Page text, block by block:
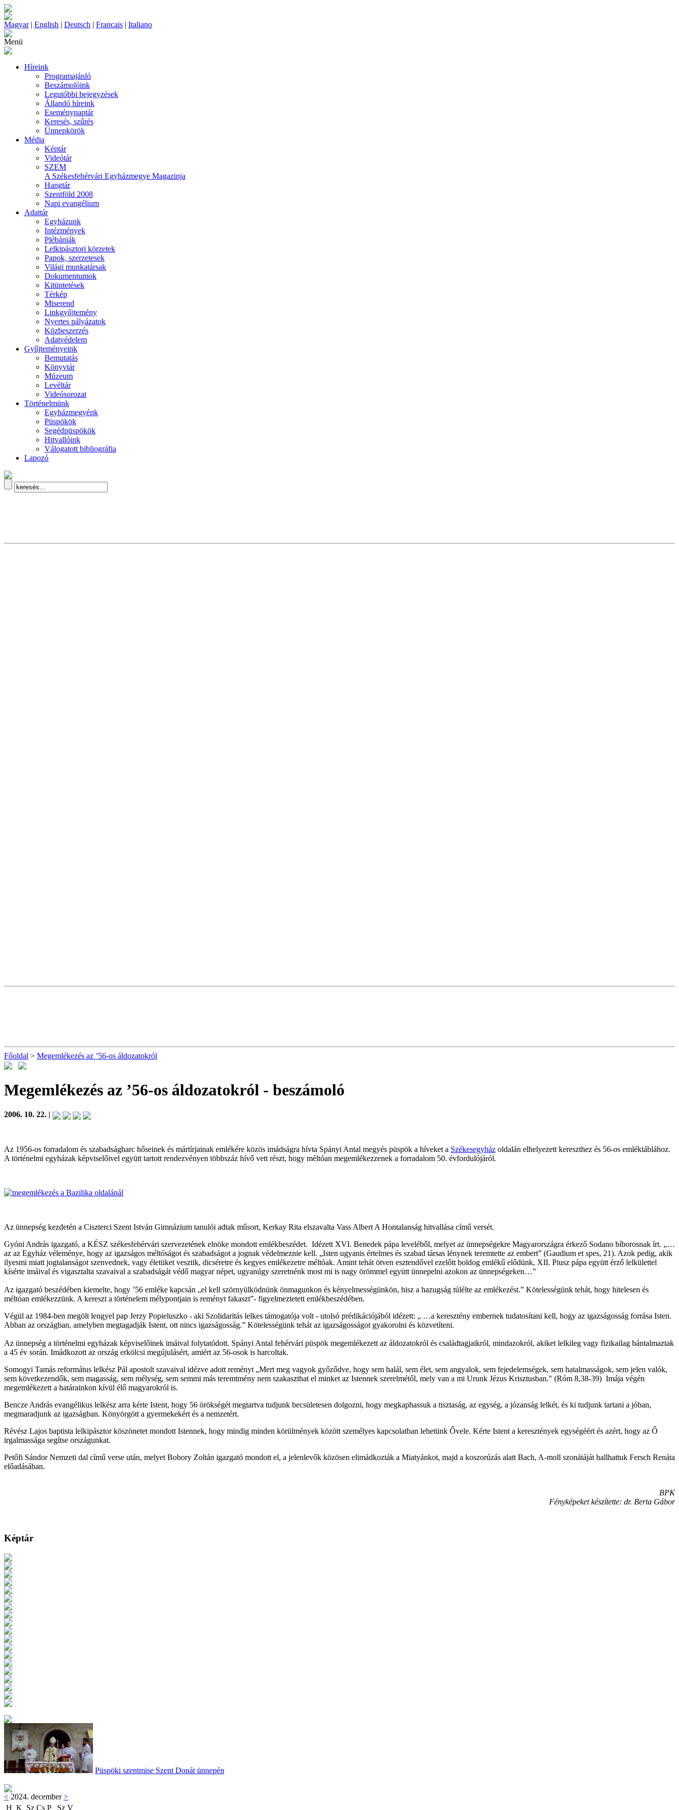
Magyar| English | Deutsch | Francais | Italiano
Menü
Híreink
Programajánló
Beszámolóink
Legutóbbi bejegyzések
Állandó híreink
Eseménynaptár
Keresés, szűrés
Ünnepkörök
Média
Képtár
Videótár
SZEM
A Székesfehérvári Egyházmegye Magazinja
Hangtár
Szentföld 2008
Napi evangélium
Adattár
Egyházunk
Intézmények
Plébániák
Lelkipásztori körzetek
Papok, szerzetesek
Világi munkatársak
Dokumentumok
Kitüntetések
Térkép
Miserend
Linkgyűjtemény
Nyertes pályázatok
Közbeszerzés
Adatvédelem
Gyűjteményeink
Bemutatás
Könyvtár
Múzeum
Levéltár
Videósorozat
Történelmünk
Egyházmegyénk
Püspökök
Segédpüspökök
Hitvallóink
Válogatott bibliográfia
Lapozó
Főoldal > Megemlékezés az ’56-os áldozatokról
Megemlékezés az ’56-os áldozatokról - beszámoló
2006. 10. 22. |
Az 1956-os forradalom és szabadságharc hőseinek és mártírjainak emlékére közös imádságra hívta Spányi Antal megyés püspök a híveket a Székesegyház oldalán elhelyezett kereszthez és 56-os emléktáblához.
A történelmi egyházak képviselőivel együtt tartott rendezvényen többszáz hívő vett részt, hogy méltóan megemlékezzenek a forradalom 50. évfordulójáról.
Az ünnepség kezdetén a Ciszterci Szent István Gimnázium tanulói adtak műsort, Kerkay Rita elszavalta Vass Albert A Hontalanság hitvallása című versét.
Gyóni András igazgató, a KÉSZ székesfehérvári szervezetének elnöke mondott emlékbeszédet. Idézett XVI. Benedek pápa leveléből, melyet az ünnepségekre Magyarországra érkező Sodano bíborosnak írt. „…
az az Egyház véleménye, hogy az igazságos méltóságot és szabadságot a jognak védelmeznie kell. „Isten ugyanis értelmes és szabad társas lénynek teremtette az embert” (Gaudium et spes, 21). Azok pedig, akik
ilyesmi miatt jogtalanságot szenvednek, vagy életüket vesztik, dicséretre és kegyes emlékezetre méltóak. Amint tehát ötven esztendővel ezelőtt boldog emlékű elődünk, XII. Piusz pápa együtt érző lelkülettel
kísérte imáival és vigasztalta szavaival a szabadságát védő magyar népet, ugyanúgy szeretnénk most mi is nagy örömmel együtt ünnepelni azokon az ünnepségeken…”
Az igazgató beszédében kiemelte, hogy ’56 emléke kapcsán „el kell szörnyülködnünk önmagunkon és kényelmességünkön, hisz a hazugság túlélte az emlékezést.” Kötelességünk tehát, hogy hitelesen és
méltóan emlékezzünk. A kereszt a történelem mélypontjain is reményt fakaszt”- figyelmeztetett emlékbeszédében.
Végül az 1984-ben megölt lengyel pap Jerzy Popieluszko - aki Szolidaritás lelkes támogatója volt - utolsó prédikációjából idézett: „ …a keresztény embernek tudatosítani kell, hogy az igazságosság forrása Isten.
Abban az országban, amelyben megtagadják Istent, ott nincs igazságosság.” Kötelességünk tehát az igazságosságot gyakorolni és közvetíteni.
Az ünnepség a történelmi egyházak képviselőinek imáival folytatódott. Spányi Antal fehérvári püspök megemlékezett az áldozatokról és családtagjaikról, mindazokról, akiket lelkileg vagy fizikailag bántalmaztak
a 45 év során. Imádkozott az ország erkölcsi megújulásért, amiért az 56-osok is harcoltak.
Somogyi Tamás református lelkész Pál apostolt szavaival idézve adott reményt „Mert meg vagyok győződve, hogy sem halál, sem élet, sem angyalok, sem fejedelemségek, sem hatalmasságok, sem jelen valók,
sem következendők, sem magasság, sem mélység, sem semmi más teremtmény nem szakaszthat el minket az Istennek szerelmétől, mely van a mi Urunk Jézus Krisztusban." (Róm 8,38-39) Imája végén
megemlékezett a határainkon kívül élő magyarokról is.
Bencze András evangélikus lelkész arra kérte Istent, hogy 56 örökségét megtartva tudjunk becsületesen dolgozni, hogy megkaphassuk a tisztaság, az egység, a józanság lelkét, és ki tudjunk tartani a jóban,
megmaradjunk az igazságban. Könyörgött a gyermekekért és a nemzetért.
Révész Lajos baptista lelkipásztor köszönetet mondott Istennek, hogy mindig minden körülmények között személyes kapcsolatban lehetünk Ővele. Kérte Istent a keresztények egységéért és azért, hogy az Ő
irgalmassága segítse országunkat.
Petőfi Sándor Nemzeti dal című verse után, melyet Bobory Zoltán igazgató mondott el, a jelenlevők közösen elimádkozták a Miatyánkot, majd a koszorúzás alatt Bach, A-moll szonátáját hallhattuk Fersch Renáta
előadásában.
BPK
Fényképeket készítette: dr. Berta Gábor
Képtár
Püspöki szentmise Szent Donát ünnepén
< 2024. december>
H K Sz Cs P Sz V